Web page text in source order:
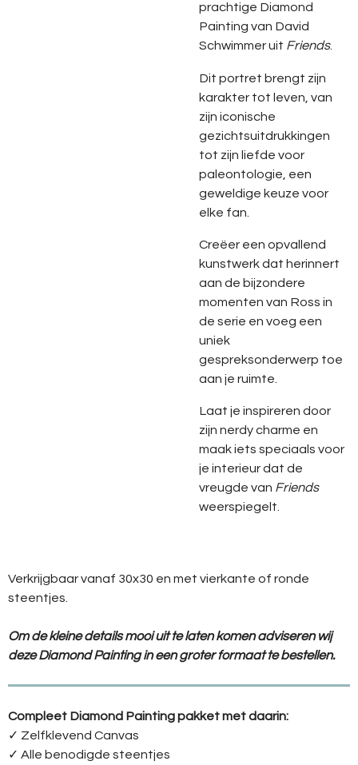
prachtige Diamond
Painting van David
Schwimmer uit Friends.
Dit portret brengt zijn
karakter tot leven, van
zijn iconische
gezichtsuitdrukkingen
tot zijn liefde voor
paleontologie, een
geweldige keuze voor
elke fan.
Creëer een opvallend
kunstwerk dat herinnert
aan de bijzondere
momenten van Ross in
de serie en voeg een
uniek
gespreksonderwerp toe
aan je ruimte.
Laat je inspireren door
zijn nerdy charme en
maak iets speciaals voor
je interieur dat de
vreugde van Friends
weerspiegelt.
Verkrijgbaar vanaf 30x30 en met vierkante of ronde
steentjes.
Om de kleine details mooi uit te laten komen adviseren wij
deze Diamond Painting in een groter formaat te bestellen.
Compleet Diamond Painting pakket met daarin:
✓ Zelfklevend Canvas
✓ Alle benodigde steentjes